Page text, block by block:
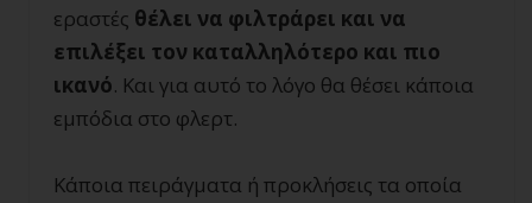
εραστές θέλει να φιλτράρει και να
επιλέξει τον καταλληλότερο και πιο
ικανό. Και για αυτό το λόγο θα θέσει κάποια
εμπόδια στο φλερτ.
Κάποια πειράγματα ή προκλήσεις τα οποία